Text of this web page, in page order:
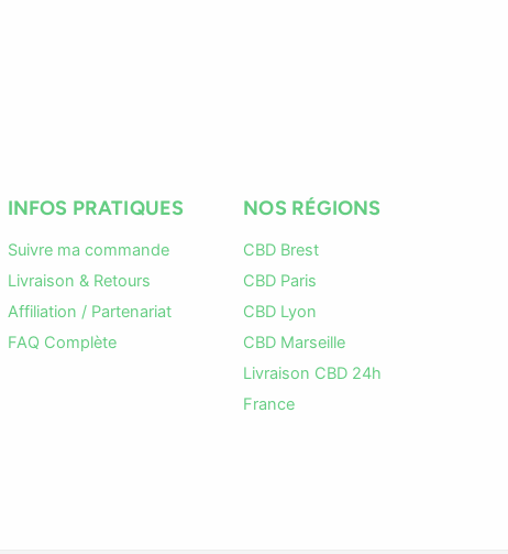
INFOS PRATIQUES
Suivre ma commande
Livraison & Retours
Affiliation / Partenariat
FAQ Complète
NOS RÉGIONS
CBD Brest
CBD Paris
CBD Lyon
CBD Marseille
Livraison CBD 24h
France